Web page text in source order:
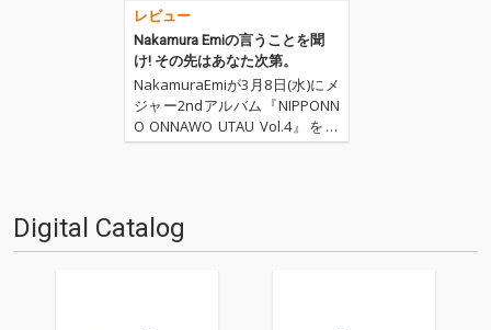
レビュー
Nakamura Emiの言うことを聞
け! その先はあなた次第。
NakamuraEmiが3月8日(水)にメ
ジャー2ndアルバム『NIPPONN
O ONNAWO UTAU Vol.4』をリ
リースした。リード・トラック
あり、「めしあがれ」は母…
Digital Catalog